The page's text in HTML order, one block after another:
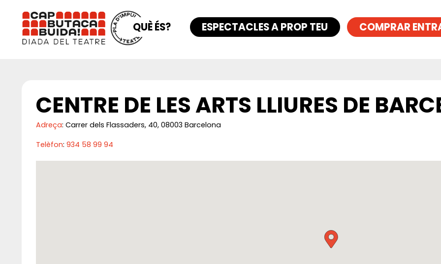
QUÈ ÉS? ESPECTACLES A PROP TEU COMPRAR
CENTRE DE LES ARTS LLIURES DE
Adreça: Carrer dels Flassaders, 40, 08003 Barcelona
Telèfon: 934 58 99 94